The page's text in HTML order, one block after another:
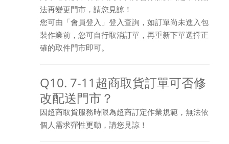
法再變更門市，請您見諒！
您可由「會員登入」登入查詢，如訂單尚未進入包
裝作業前，您可自行取消訂單，再重新下單選擇正
確的取件門市即可。
Q10. 7-11超商取貨訂單可否修
改配送門市？
因超商取貨服務時限為超商訂定作業規範，無法依
個人需求彈性更動，請您見諒！